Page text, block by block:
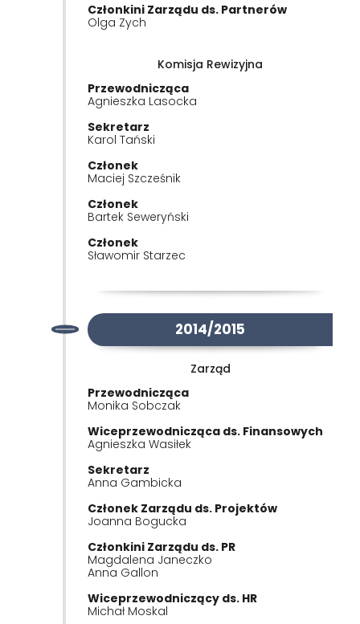
Członkini Zarządu ds. Partnerów
Olga Zych
Komisja Rewizyjna
Przewodnicząca
Agnieszka Lasocka
Sekretarz
Karol Tański
Członek
Maciej Szcześnik
Członek
Bartek Seweryński
Członek
Sławomir Starzec
2014/2015
Zarząd
Przewodnicząca
Monika Sobczak
Wiceprzewodnicząca ds. Finansowych
Agnieszka Wasiłek
Sekretarz
Anna Gambicka
Członek Zarządu ds. Projektów
Joanna Bogucka
Członkini Zarządu ds. PR
Magdalena Janeczko
Anna Gallon
Wiceprzewodniczący ds. HR
Michał Moskal